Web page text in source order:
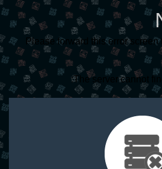
Please forward this error
The server cannot